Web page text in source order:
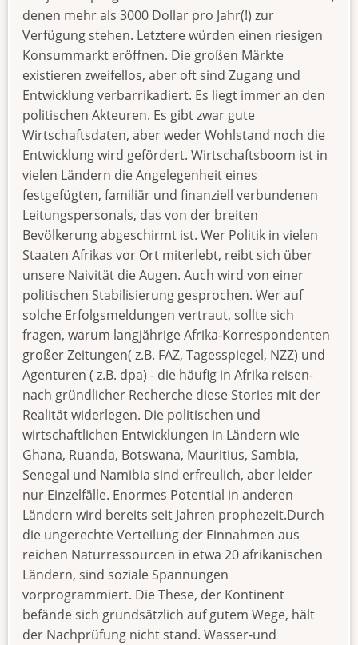
denen mehr als 3000 Dollar pro Jahr(!) zur
Verfügung stehen. Letztere würden einen riesigen
Konsummarkt eröffnen. Die großen Märkte
existieren zweifellos, aber oft sind Zugang und
Entwicklung verbarrikadiert. Es liegt immer an den
politischen Akteuren. Es gibt zwar gute
Wirtschaftsdaten, aber weder Wohlstand noch die
Entwicklung wird gefördert. Wirtschaftsboom ist in
vielen Ländern die Angelegenheit eines
festgefügten, familiär und finanziell verbundenen
Leitungspersonals, das von der breiten
Bevölkerung abgeschirmt ist. Wer Politik in vielen
Staaten Afrikas vor Ort miterlebt, reibt sich über
unsere Naivität die Augen. Auch wird von einer
politischen Stabilisierung gesprochen. Wer auf
solche Erfolgsmeldungen vertraut, sollte sich
fragen, warum langjährige Afrika-Korrespondenten
großer Zeitungen( z.B. FAZ, Tagesspiegel, NZZ) und
Agenturen ( z.B. dpa) - die häufig in Afrika reisen-
nach gründlicher Recherche diese Stories mit der
Realität widerlegen. Die politischen und
wirtschaftlichen Entwicklungen in Ländern wie
Ghana, Ruanda, Botswana, Mauritius, Sambia,
Senegal und Namibia sind erfreulich, aber leider
nur Einzelfälle. Enormes Potential in anderen
Ländern wird bereits seit Jahren prophezeit.Durch
die ungerechte Verteilung der Einnahmen aus
reichen Naturressourcen in etwa 20 afrikanischen
Ländern, sind soziale Spannungen
vorprogrammiert. Die These, der Kontinent
befände sich grundsätzlich auf gutem Wege, hält
der Nachprüfung nicht stand. Wasser-und